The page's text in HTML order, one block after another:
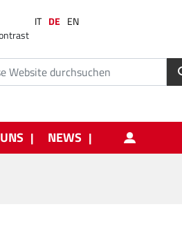
IT DE EN
NEWS